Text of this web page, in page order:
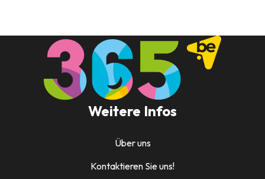
Weitere Infos
Über uns
Kontaktieren Sie uns!